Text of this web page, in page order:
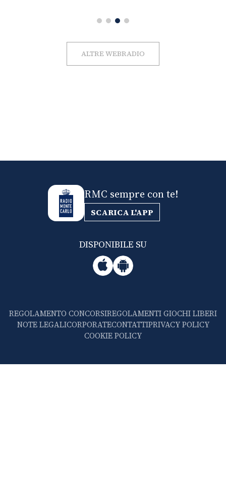
ALTRE WEBRADIO
RMC sempre con te!
SCARICA L'APP
DISPONIBILE SU
REGOLAMENTO CONCORSIREGOLAMENTI GIOCHI LIBERI
NOTE LEGALICORPORATECONTATTIPRIVACY POLICY
COOKIE POLICY